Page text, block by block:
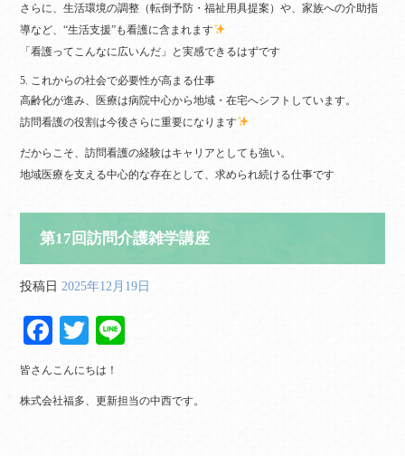
さらに、生活環境の調整（転倒予防・福祉用具提案）や、家族への介助指
導など、“生活支援”も看護に含まれます
「看護ってこんなに広いんだ」と実感できるはずです
5. これからの社会で必要性が高まる仕事
高齢化が進み、医療は病院中心から地域・在宅へシフトしています。
訪問看護の役割は今後さらに重要になります
だからこそ、訪問看護の経験はキャリアとしても強い。
地域医療を支える中心的な存在として、求められ続ける仕事です
第17回訪問介護雑学講座
投稿日 2025年12月19日
Fa
ce
bo
ok
T
wi
tte
r
皆さんこんにちは！
株式会社福多、更新担当の中西です。